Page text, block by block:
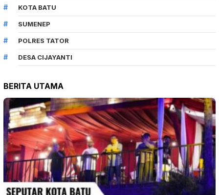
KOTA BATU
SUMENEP
POLRES TATOR
DESA CIJAYANTI
BERITA UTAMA